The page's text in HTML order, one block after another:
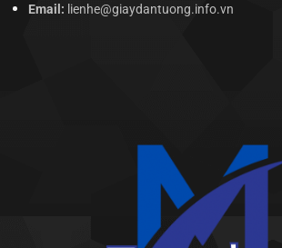
Email: lienhe@giaydantuong.info.vn